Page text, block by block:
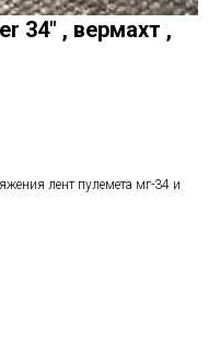
34" , вермахт ,
лент пулемета мг-34 и